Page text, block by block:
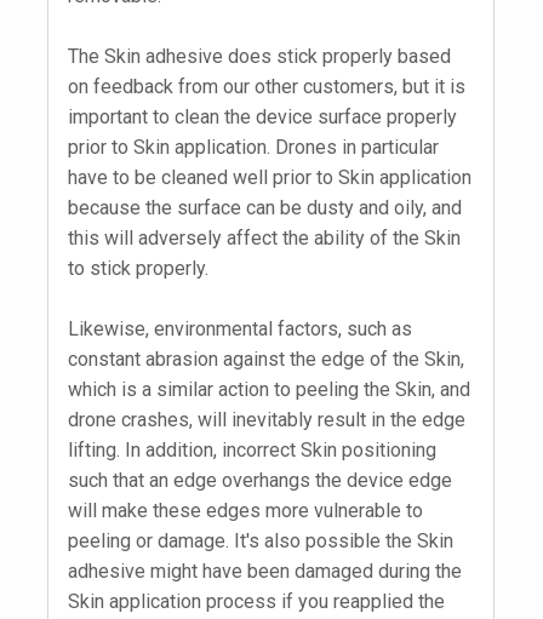
The Skin adhesive does stick properly based
on feedback from our other customers, but it is
important to clean the device surface properly
prior to Skin application. Drones in particular
have to be cleaned well prior to Skin application
because the surface can be dusty and oily, and
this will adversely affect the ability of the Skin
to stick properly.
Likewise, environmental factors, such as
constant abrasion against the edge of the Skin,
which is a similar action to peeling the Skin, and
drone crashes, will inevitably result in the edge
lifting. In addition, incorrect Skin positioning
such that an edge overhangs the device edge
will make these edges more vulnerable to
peeling or damage. It's also possible the Skin
adhesive might have been damaged during the
Skin application process if you reapplied the